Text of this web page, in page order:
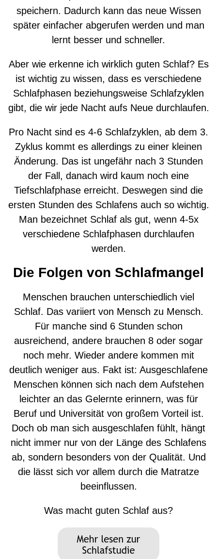
speichern. Dadurch kann das neue Wissen
später einfacher abgerufen werden und man
lernt besser und schneller.
Aber wie erkenne ich wirklich guten Schlaf? Es
ist wichtig zu wissen, dass es verschiedene
Schlafphasen beziehungsweise Schlafzyklen
gibt, die wir jede Nacht aufs Neue durchlaufen.
Pro Nacht sind es 4-6 Schlafzyklen, ab dem 3.
Zyklus kommt es allerdings zu einer kleinen
Änderung. Das ist ungefähr nach 3 Stunden
der Fall, danach wird kaum noch eine
Tiefschlafphase erreicht. Deswegen sind die
ersten Stunden des Schlafens auch so wichtig.
Man bezeichnet Schlaf als gut, wenn 4-5x
verschiedene Schlafphasen durchlaufen
werden.
Die Folgen von Schlafmangel
Menschen brauchen unterschiedlich viel
Schlaf. Das variiert von Mensch zu Mensch.
Für manche sind 6 Stunden schon
ausreichend, andere brauchen 8 oder sogar
noch mehr. Wieder andere kommen mit
deutlich weniger aus. Fakt ist: Ausgeschlafene
Menschen können sich nach dem Aufstehen
leichter an das Gelernte erinnern, was für
Beruf und Universität von großem Vorteil ist.
Doch ob man sich ausgeschlafen fühlt, hängt
nicht immer nur von der Länge des Schlafens
ab, sondern besonders von der Qualität. Und
die lässt sich vor allem durch die Matratze
beeinflussen.
Was macht guten Schlaf aus?